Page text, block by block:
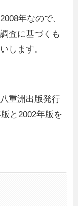
年なので、
査に基づくも
します。
重洲出版発行
と2002年版を